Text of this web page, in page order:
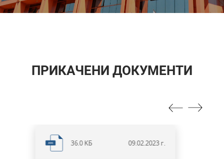
ПРИКАЧЕНИ ДОКУМЕНТИ
37.5 KБ